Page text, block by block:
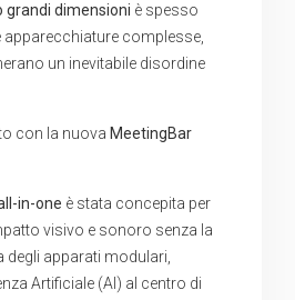
grandi dimensioni è spesso
apparecchiature complesse,
un inevitabile disordine
con la nuova MeetingBar
in-one è stata concepita per
visivo e sonoro senza la
degli apparati modulari,
Artificiale (AI) al centro di